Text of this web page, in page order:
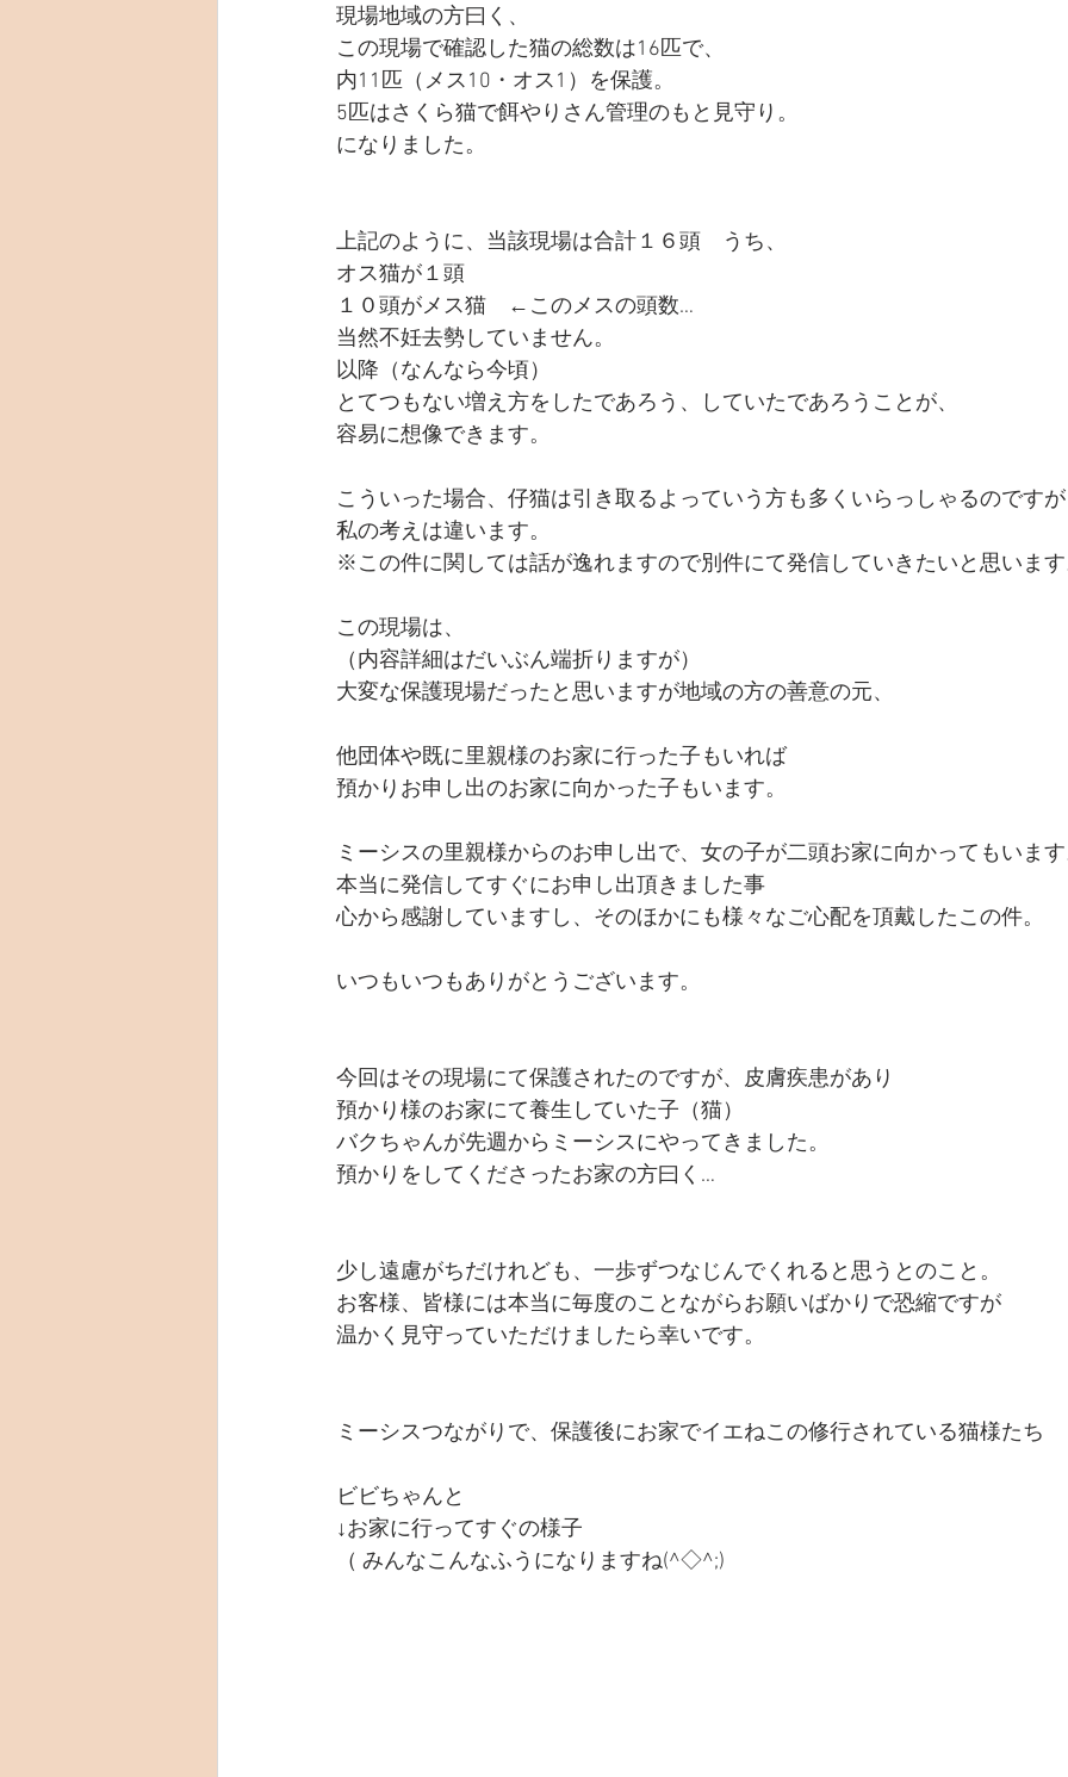
現場地域の方曰く、
この現場で確認した猫の総数は16匹で、
内11匹（メス10・オス1）を保護。
5匹はさくら猫で餌やりさん管理のもと見守り。
になりました。
上記のように、当該現場は合計１６頭　うち、
オス猫が１頭
１０頭がメス猫　←このメスの頭数…
当然不妊去勢していません。
以降（なんなら今頃）
とてつもない増え方をしたであろう、していたであろうことが、
容易に想像できます。
こういった場合、仔猫は引き取るよっていう方も多くいらっしゃるのですが
私の考えは違います。
※この件に関しては話が逸れますので別件にて発信していきたいと思いま
この現場は、
（内容詳細はだいぶん端折りますが）
大変な保護現場だったと思いますが地域の方の善意の元、
他団体や既に里親様のお家に行った子もいれば
預かりお申し出のお家に向かった子もいます。
ミーシスの里親様からのお申し出で、女の子が二頭お家に向かってもいま
本当に発信してすぐにお申し出頂きました事
心から感謝していますし、そのほかにも様々なご心配を頂戴したこの件。
いつもいつもありがとうございます。
今回はその現場にて保護されたのですが、皮膚疾患があり
預かり様のお家にて養生していた子（猫）
バクちゃんが先週からミーシスにやってきました。
預かりをしてくださったお家の方曰く…
少し遠慮がちだけれども、一歩ずつなじんでくれると思うとのこと。
お客様、皆様には本当に毎度のことながらお願いばかりで恐縮ですが
温かく見守っていただけましたら幸いです。
ミーシスつながりで、保護後にお家でイエねこの修行されている猫様たち
ビビちゃんと
↓お家に行ってすぐの様子
（ みんなこんなふうになりますね(^◇^;)